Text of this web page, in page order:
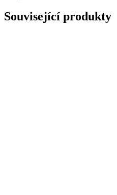
Související produkty